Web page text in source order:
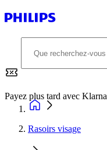
Payez plus tard avec Klarna
Rasoirs visage